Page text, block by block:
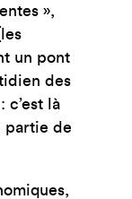
»,
un pont
des
c’est là
partie de